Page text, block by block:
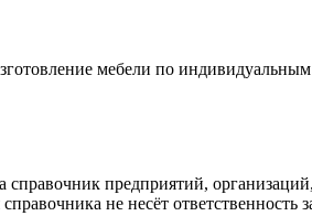
мебели по индивидуальным
предприятий,
не несёт ответственность